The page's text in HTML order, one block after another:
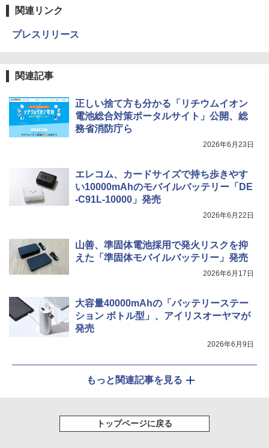
関連リンク
プレスリリース
関連記事
正しい捨て方も分かる「リチウムイオン
電池総合対策ポータルサイト」公開、総
務省消防庁ら
2026年6月23日
エレコム、カードサイズで持ち歩きやす
い10000mAhのモバイルバッテリー「DE
-C91L-10000」発売
2026年6月22日
山善、準固体電池採用で発火リスクを抑
えた「準固体モバイルバッテリー」発売
2026年6月17日
大容量40000mAhの「バッテリーステー
ション ボトル型」、アイリスオーヤマが
発売
2026年6月9日
もっと関連記事を見る
トップページに戻る